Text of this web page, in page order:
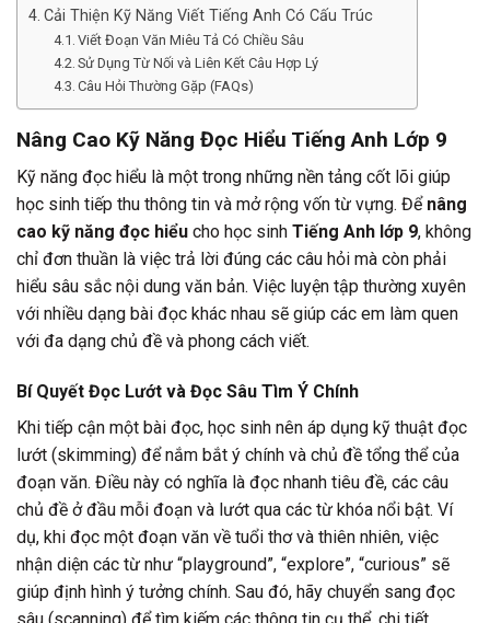
Cải Thiện Kỹ Năng Viết Tiếng Anh Có Cấu Trúc
Viết Đoạn Văn Miêu Tả Có Chiều Sâu
Sử Dụng Từ Nối và Liên Kết Câu Hợp Lý
Câu Hỏi Thường Gặp (FAQs)
Nâng Cao Kỹ Năng Đọc Hiểu Tiếng Anh Lớp 9
Kỹ năng đọc hiểu là một trong những nền tảng cốt lõi giúp
học sinh tiếp thu thông tin và mở rộng vốn từ vựng. Để nâng
cao kỹ năng đọc hiểu cho học sinh Tiếng Anh lớp 9, không
chỉ đơn thuần là việc trả lời đúng các câu hỏi mà còn phải
hiểu sâu sắc nội dung văn bản. Việc luyện tập thường xuyên
với nhiều dạng bài đọc khác nhau sẽ giúp các em làm quen
với đa dạng chủ đề và phong cách viết.
Bí Quyết Đọc Lướt và Đọc Sâu Tìm Ý Chính
Khi tiếp cận một bài đọc, học sinh nên áp dụng kỹ thuật đọc
lướt (skimming) để nắm bắt ý chính và chủ đề tổng thể của
đoạn văn. Điều này có nghĩa là đọc nhanh tiêu đề, các câu
chủ đề ở đầu mỗi đoạn và lướt qua các từ khóa nổi bật. Ví
dụ, khi đọc một đoạn văn về tuổi thơ và thiên nhiên, việc
nhận diện các từ như “playground”, “explore”, “curious” sẽ
giúp định hình ý tưởng chính. Sau đó, hãy chuyển sang đọc